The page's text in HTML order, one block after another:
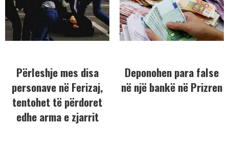
Përleshje mes disa
personave në Ferizaj,
tentohet të përdoret
edhe arma e zjarrit
Deponohen para false
në një bankë në Prizren